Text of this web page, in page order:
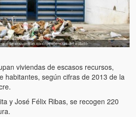
dictatorial de Chávez desde que tomó el
de 2009
la violencia castrista del 4 de Febrero de
a tu pueblo!!! (Despicable traitor, look
viviendas de escasos recursos,
habitantes, según cifras de 2013 de la
y José Félix Ribas, se recogen 220